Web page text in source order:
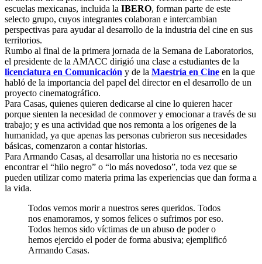
escuelas mexicanas, incluida la IBERO, forman parte de este
selecto grupo, cuyos integrantes colaboran e intercambian
perspectivas para ayudar al desarrollo de la industria del cine en sus
territorios.
Rumbo al final de la primera jornada de la Semana de Laboratorios,
el presidente de la AMACC dirigió una clase a estudiantes de la
licenciatura en Comunicación y de la Maestría en Cine en la que
habló de la importancia del papel del director en el desarrollo de un
proyecto cinematográfico.
Para Casas, quienes quieren dedicarse al cine lo quieren hacer
porque sienten la necesidad de conmover y emocionar a través de su
trabajo; y es una actividad que nos remonta a los orígenes de la
humanidad, ya que apenas las personas cubrieron sus necesidades
básicas, comenzaron a contar historias.
Para Armando Casas, al desarrollar una historia no es necesario
encontrar el “hilo negro” o “lo más novedoso”, toda vez que se
pueden utilizar como materia prima las experiencias que dan forma a
la vida.
Todos vemos morir a nuestros seres queridos. Todos
nos enamoramos, y somos felices o sufrimos por eso.
Todos hemos sido víctimas de un abuso de poder o
hemos ejercido el poder de forma abusiva; ejemplificó
Armando Casas.